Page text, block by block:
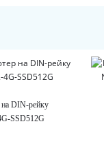
DIN-рейку
SSD512G